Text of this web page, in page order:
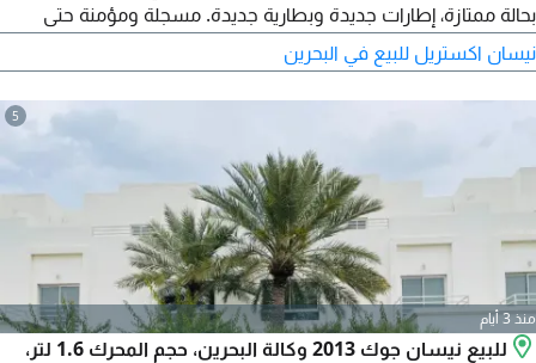
بحالة ممتازة، إطارات جديدة وبطارية جديدة. مسجلة ومؤمنة حتى
شهر أبريل 2027. السعر 950 دينار بحريني.
نيسان اكستريل للبيع في البحرين
5
منذ 3 أيام
للبيع نيسان جوك 2013 وكالة البحرين، حجم المحرك 1.6 لتر،